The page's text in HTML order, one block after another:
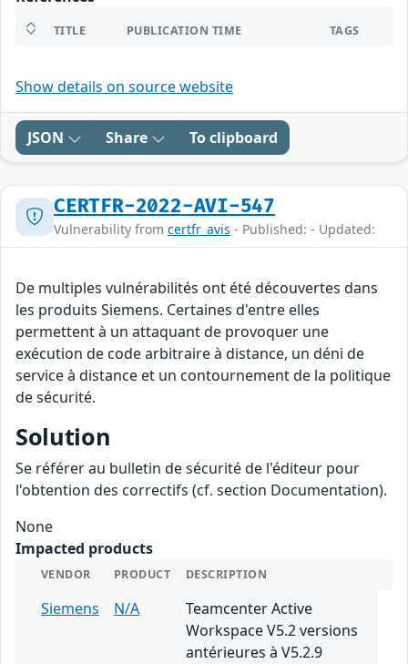
TITLE PUBLICATION TIME TAGS
Show details on source website
JSON Share To clipboard
CERTFR-2022-AVI-547
Vulnerability from certfr_avis - Published: - Updated:
De multiples vulnérabilités ont été découvertes dans
les produits Siemens. Certaines d'entre elles
permettent à un attaquant de provoquer une
exécution de code arbitraire à distance, un déni de
service à distance et un contournement de la politique
de sécurité.
Solution
Se référer au bulletin de sécurité de l'éditeur pour
l'obtention des correctifs (cf. section Documentation).
None
Impacted products
VENDOR PRODUCT DESCRIPTION
Siemens N/A
Teamcenter Active
Workspace V5.2 versions
antérieures à V5.2.9